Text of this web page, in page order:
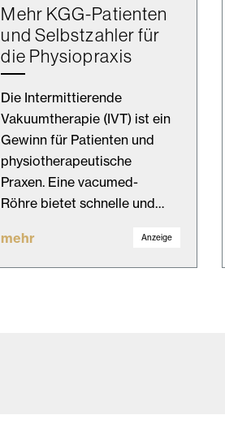
Mehr KGG-Patienten
und Selbstzahler für
die Physiopraxis
Die Intermittierende
Vakuumtherapie (IVT) ist ein
Gewinn für Patienten und
physiotherapeutische
Praxen. Eine vacumed-
Röhre bietet schnelle und…
mehr Anzeige